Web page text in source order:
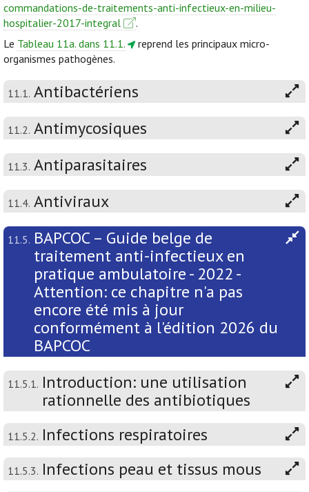
commandations-de-traitements-anti-infectieux-en-milieu-
hospitalier-2017-integral
.
Le Tableau 11a. dans 11.1.
reprend les principaux micro-
organismes pathogènes.
11.1. Antibactériens
11.2. Antimycosiques
11.3. Antiparasitaires
11.4. Antiviraux
11.5. BAPCOC – Guide belge de
traitement anti-infectieux en
pratique ambulatoire - 2022 -
Attention: ce chapitre n'a pas
encore été mis à jour
conformément à l'édition 2026 du
BAPCOC
11.5.1. Introduction: une utilisation
rationnelle des antibiotiques
11.5.2. Infections respiratoires
11.5.3. Infections peau et tissus mous